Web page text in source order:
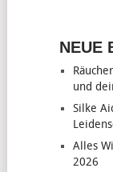
NEUE
und
Silke
Alles
2026